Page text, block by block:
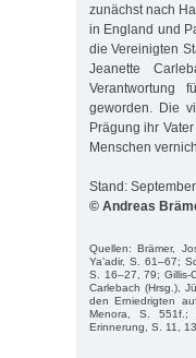
zunächst nach
in England und
die Vereinigten
Jeanette
Verantwortung
geworden. Die
Prägung ihr
Menschen
Stand:
© Andreas
Quellen: Brämer,
Ya’adir, S. 61–67;
S. 16–27, 79; Gillis-
Carlebach (Hrsg.),
den Erniedrigten
Menora, S. 551f.;
Erinnerung, S. 11, 13.